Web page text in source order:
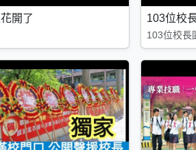
長蔡培村監委辭世 桃李滿天下同悲
村監委辭世 桃李滿天下同悲
開了 103位校
103位校長